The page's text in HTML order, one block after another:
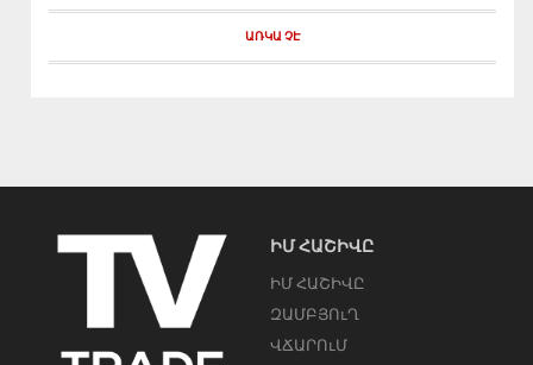
ԱՌԿԱ ՉԷ
ԻՄ ՀԱՇԻՎԸ
ԻՄ ՀԱՇԻՎԸ
ԶԱՄԲՅՈւՂ
ՎՃԱՐՈւՄ